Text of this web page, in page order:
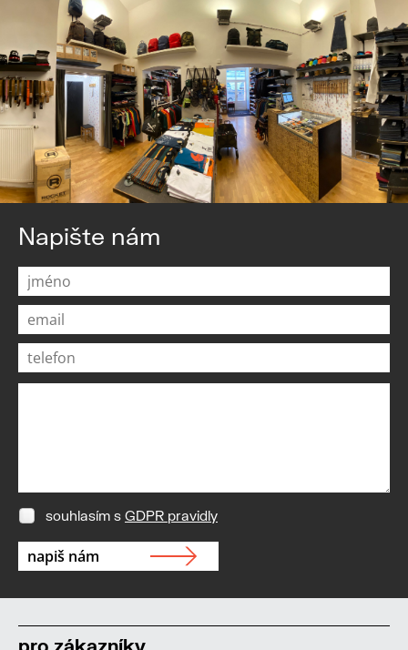
Napište nám
souhlasím s GDPR pravidly
pro zákazníky